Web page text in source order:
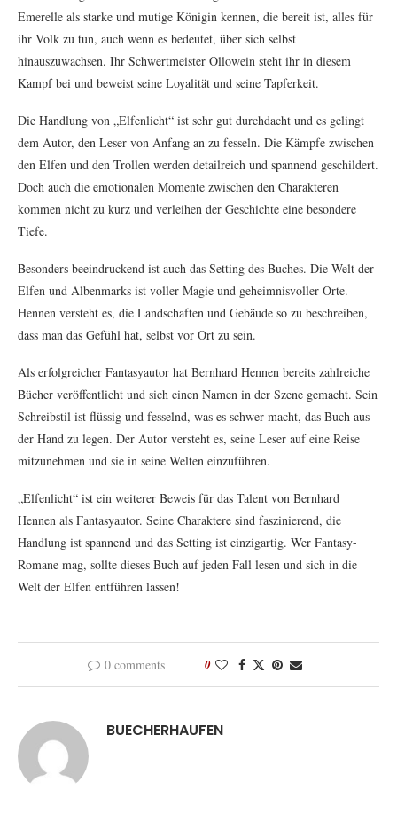
Emerelle als starke und mutige Königin kennen, die bereit ist, alles für
ihr Volk zu tun, auch wenn es bedeutet, über sich selbst
hinauszuwachsen. Ihr Schwertmeister Ollowein steht ihr in diesem
Kampf bei und beweist seine Loyalität und seine Tapferkeit.
Die Handlung von „Elfenlicht“ ist sehr gut durchdacht und es gelingt
dem Autor, den Leser von Anfang an zu fesseln. Die Kämpfe zwischen
den Elfen und den Trollen werden detailreich und spannend geschildert.
Doch auch die emotionalen Momente zwischen den Charakteren
kommen nicht zu kurz und verleihen der Geschichte eine besondere
Tiefe.
Besonders beeindruckend ist auch das Setting des Buches. Die Welt der
Elfen und Albenmarks ist voller Magie und geheimnisvoller Orte.
Hennen versteht es, die Landschaften und Gebäude so zu beschreiben,
dass man das Gefühl hat, selbst vor Ort zu sein.
Als erfolgreicher Fantasyautor hat Bernhard Hennen bereits zahlreiche
Bücher veröffentlicht und sich einen Namen in der Szene gemacht. Sein
Schreibstil ist flüssig und fesselnd, was es schwer macht, das Buch aus
der Hand zu legen. Der Autor versteht es, seine Leser auf eine Reise
mitzunehmen und sie in seine Welten einzuführen.
„Elfenlicht“ ist ein weiterer Beweis für das Talent von Bernhard
Hennen als Fantasyautor. Seine Charaktere sind faszinierend, die
Handlung ist spannend und das Setting ist einzigartig. Wer Fantasy-
Romane mag, sollte dieses Buch auf jeden Fall lesen und sich in die
Welt der Elfen entführen lassen!
0 comments 0
BUECHERHAUFEN